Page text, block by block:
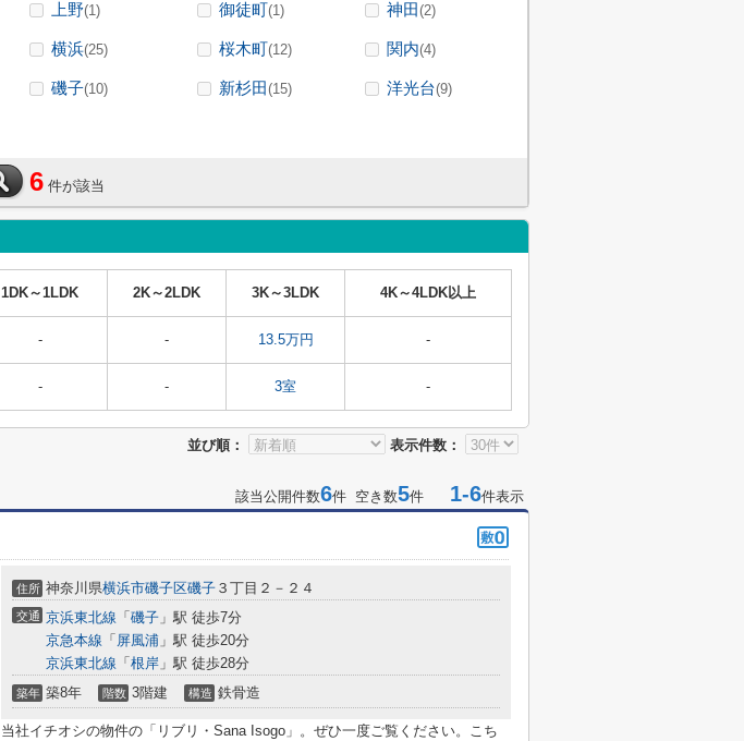
上野(1) 御徒町(1) 神田(2)
横浜(25) 桜木町(12) 関内(4)
磯子(10) 新杉田(15) 洋光台(9)
6 件が該当
1DK～1LDK 2K～2LDK 3K～3LDK 4K～4LDK以上
- - 13.5万円 -
- - 3室 -
並び順： 表示件数：
該当公開件数6件 空き数5件 1-6件表示
住所 神奈川県横浜市磯子区磯子 ３丁目２－２４
交通 京浜東北線 「 磯子 」駅 徒歩7分
京急本線 「 屏風浦 」駅 徒歩20分
京浜東北線 「 根岸 」駅 徒歩28分
築年 築8年 階数 3階建 構造 鉄骨造
当社イチオシの物件の「リブリ・Sana Isogo」。ぜひ一度ご覧ください。こち